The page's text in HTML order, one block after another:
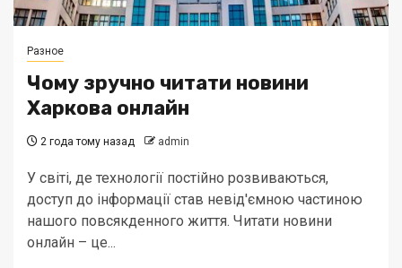
Разное
Чому зручно читати новини
Харкова онлайн
2 года тому назад admin
У світі, де технології постійно розвиваються,
доступ до інформації став невід'ємною частиною
нашого повсякденного життя. Читати новини
онлайн – це...